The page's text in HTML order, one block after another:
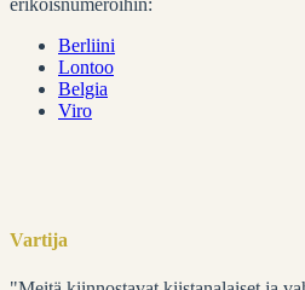
erikoisnumeroihin:
Berliini
Lontoo
Belgia
Viro
Vartija